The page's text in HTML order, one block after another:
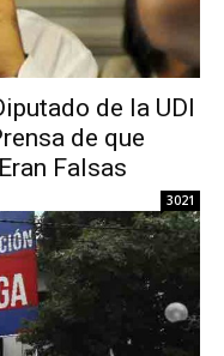
de la UDI
de que
Falsas
3021